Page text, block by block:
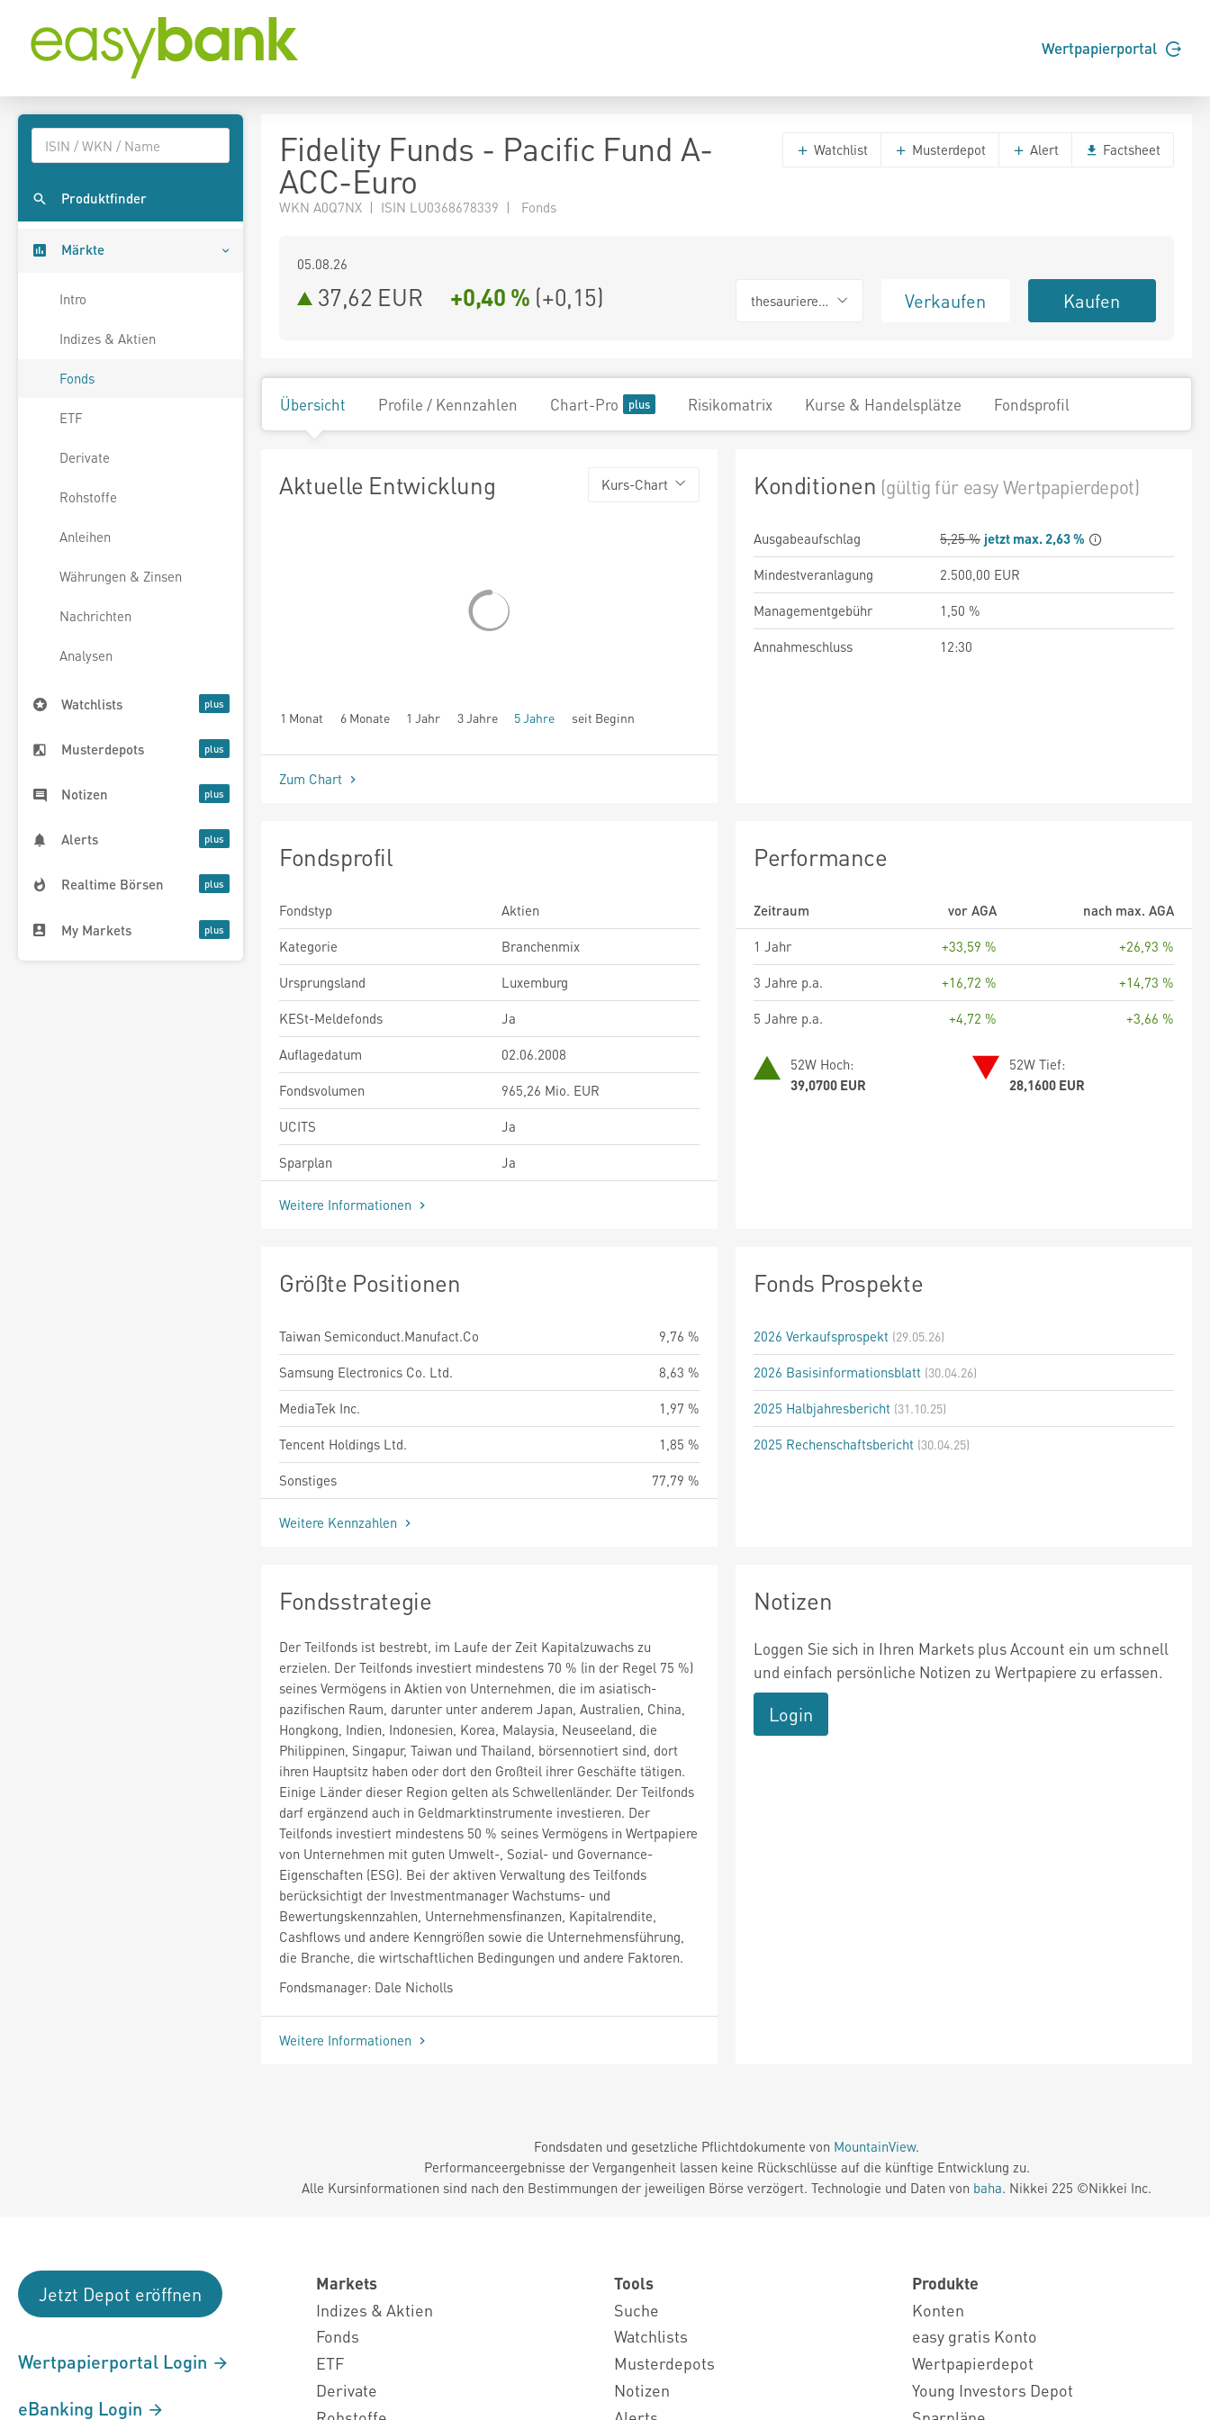
Wertpapierportal
Produktfinder
Märkte
Intro
Indizes & Aktien
Fonds
ETF
Derivate
Rohstoffe
Anleihen
Währungen & Zinsen
Nachrichten
Analysen
Watchlists
Musterdepots
Notizen
Alerts
Realtime Börsen
My Markets
Fidelity Funds - Pacific Fund A-
ACC-Euro
WKN A0Q7NX | ISIN LU0368678339 | Fonds
Watchlist Musterdepot Alert Factsheet
05.08.26
37,62 EUR +0,40 % (+0,15) thesaurierend Verkaufen Kaufen
Übersicht Profile / Kennzahlen Chart-Pro Risikomatrix Kurse & Handelsplätze Fondsprofil
Aktuelle Entwicklung Kurs-Chart
1 Monat 6 Monate 1 Jahr 3 Jahre 5 Jahre seit Beginn
Zum Chart
Konditionen (gültig für easy Wertpapierdepot)
Ausgabeaufschlag 5,25 % jetzt max. 2,63 %
Mindestveranlagung
2.500,00 EUR
Managementgebühr
1,50 %
Annahmeschluss
12:30
Fondsprofil
Fondstyp
Aktien
Kategorie
Branchenmix
Ursprungsland
Luxemburg
KESt-Meldefonds
Ja
Auflagedatum
02.06.2008
Fondsvolumen
965,26 Mio. EUR
UCITS
Ja
Sparplan
Ja
Weitere Informationen
Performance
Zeitraum vor AGA
nach max. AGA
1 Jahr
+33,59 %
+26,93 %
3 Jahre p.a.
+16,72 %
+14,73 %
5 Jahre p.a.
+4,72 % +3,66 %
52W Hoch:
39,0700 EUR
52W Tief:
28,1600 EUR
Größte Positionen
Taiwan Semiconduct.Manufact.Co
9,76 %
Samsung Electronics Co. Ltd.
8,63 %
MediaTek Inc.
1,97 %
Tencent Holdings Ltd.
1,85 %
Sonstiges
77,79 %
Weitere Kennzahlen
Fonds Prospekte
2026 Verkaufsprospekt (29.05.26)
2026 Basisinformationsblatt (30.04.26)
2025 Halbjahresbericht (31.10.25)
2025 Rechenschaftsbericht (30.04.25)
Fondsstrategie
Der Teilfonds ist bestrebt, im Laufe der Zeit Kapitalzuwachs zu
erzielen. Der Teilfonds investiert mindestens 70 % (in der Regel 75 %)
seines Vermögens in Aktien von Unternehmen, die im asiatisch-
pazifischen Raum, darunter unter anderem Japan, Australien, China,
Hongkong, Indien, Indonesien, Korea, Malaysia, Neuseeland, die
Philippinen, Singapur, Taiwan und Thailand, börsennotiert sind, dort
ihren Hauptsitz haben oder dort den Großteil ihrer Geschäfte tätigen.
Einige Länder dieser Region gelten als Schwellenländer. Der Teilfonds
darf ergänzend auch in Geldmarktinstrumente investieren. Der
Teilfonds investiert mindestens 50 % seines Vermögens in Wertpapiere
von Unternehmen mit guten Umwelt-, Sozial- und Governance-
Eigenschaften (ESG). Bei der aktiven Verwaltung des Teilfonds
berücksichtigt der Investmentmanager Wachstums- und
Bewertungskennzahlen, Unternehmensfinanzen, Kapitalrendite,
Cashflows und andere Kenngrößen sowie die Unternehmensführung,
die Branche, die wirtschaftlichen Bedingungen und andere Faktoren.
Fondsmanager: Dale Nicholls
Weitere Informationen
Notizen
Loggen Sie sich in Ihren Markets plus Account ein um schnell
und einfach persönliche Notizen zu Wertpapiere zu erfassen.
Login
Fondsdaten und gesetzliche Pflichtdokumente von MountainView.
Performanceergebnisse der Vergangenheit lassen keine Rückschlüsse auf die künftige Entwicklung zu.
Alle Kursinformationen sind nach den Bestimmungen der jeweiligen Börse verzögert. Technologie und Daten von baha. Nikkei 225 ©Nikkei Inc.
Jetzt Depot eröffnen
Wertpapierportal Login
eBanking Login
Markets
Indizes & Aktien
Fonds
ETF
Derivate
Tools
Suche
Watchlists
Musterdepots
Notizen
Produkte
Konten
easy gratis Konto
Wertpapierdepot
Young Investors Depot